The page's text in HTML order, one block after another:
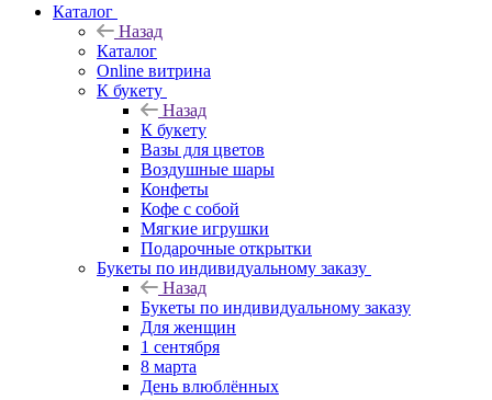
Каталог
Назад
Каталог
Online витрина
К букету
Назад
К букету
Вазы для цветов
Воздушные шары
Конфеты
Кофе с собой
Мягкие игрушки
Подарочные открытки
Букеты по индивидуальному заказу
Назад
Букеты по индивидуальному заказу
Для женщин
1 сентября
8 марта
День влюблённых